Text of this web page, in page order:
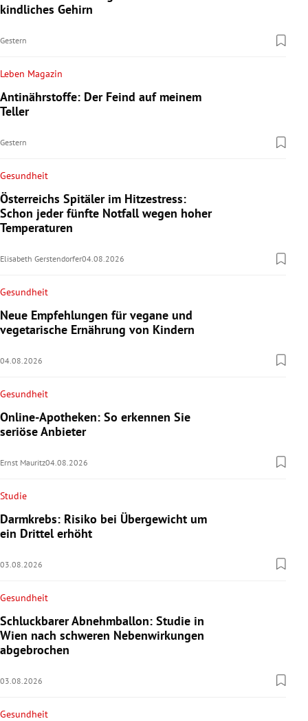
kindliches Gehirn
Gestern
Leben Magazin
Antinährstoffe: Der Feind auf meinem
Teller
Gestern
Gesundheit
Österreichs Spitäler im Hitzestress:
Schon jeder fünfte Notfall wegen hoher
Temperaturen
Elisabeth Gerstendorfer04.08.2026
Gesundheit
Neue Empfehlungen für vegane und
vegetarische Ernährung von Kindern
04.08.2026
Gesundheit
Online-Apotheken: So erkennen Sie
seriöse Anbieter
Ernst Mauritz04.08.2026
Studie
Darmkrebs: Risiko bei Übergewicht um
ein Drittel erhöht
03.08.2026
Gesundheit
Schluckbarer Abnehmballon: Studie in
Wien nach schweren Nebenwirkungen
abgebrochen
03.08.2026
Gesundheit